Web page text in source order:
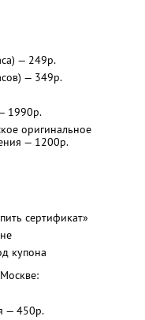
— 249р.
— 349р.
1990р.
оригинальное
— 1200р.
сертификат»
купона
— 450р.